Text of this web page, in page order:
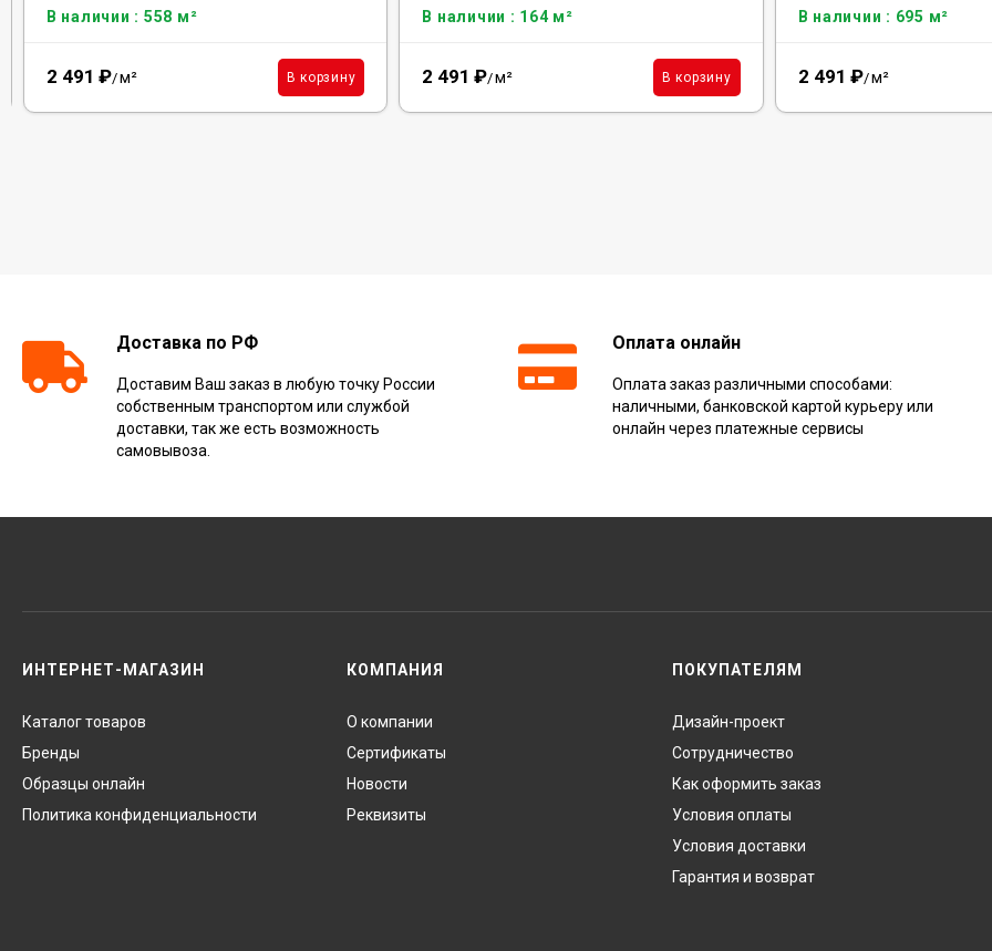
В наличии : 558 м²
2 491 ₽/м² В корзину
В наличии : 164 м²
2 491 ₽/м² В корзину
В наличии : 695 м²
2 491 ₽/м²
Доставка по РФ
Доставим Ваш заказ в любую точку России
собственным транспортом или службой
доставки, так же есть возможность
самовывоза.
Оплата онлайн
Оплата заказ различными способами:
наличными, банковской картой курьеру или
онлайн через платежные сервисы
ИНТЕРНЕТ-МАГАЗИН
Каталог товаров
Бренды
Образцы онлайн
Политика конфиденциальности
КОМПАНИЯ
О компании
Сертификаты
Новости
Реквизиты
ПОКУПАТЕЛЯМ
Дизайн-проект
Сотрудничество
Как оформить заказ
Условия оплаты
Условия доставки
Гарантия и возврат